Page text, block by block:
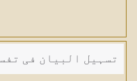
تسہیل البیان فی